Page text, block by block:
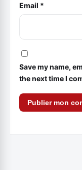
Email *
Save my name,
the next time I